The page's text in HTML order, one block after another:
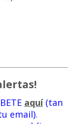
aquí(tan
email).